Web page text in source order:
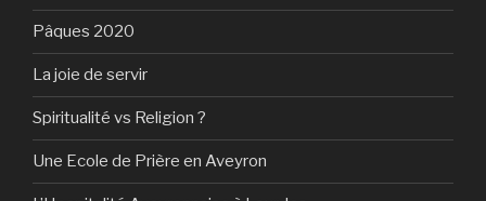
Pâques 2020
La joie de servir
Spiritualité vs Religion ?
Une Ecole de Prière en Aveyron